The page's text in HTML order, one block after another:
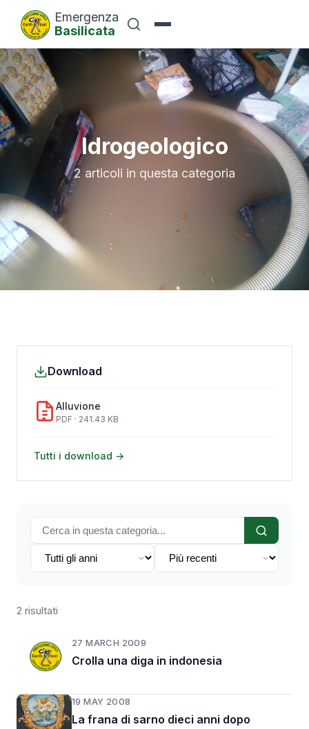
Emergenza
Basilicata
Idrogeologico
2 articoli in questa categoria
2 risultati
27 MARCH 2009
Crolla una diga in indonesia
19 MAY 2008
La frana di sarno dieci anni dopo
Download
Alluvione
PDF · 241.43 KB
Tutti i download →